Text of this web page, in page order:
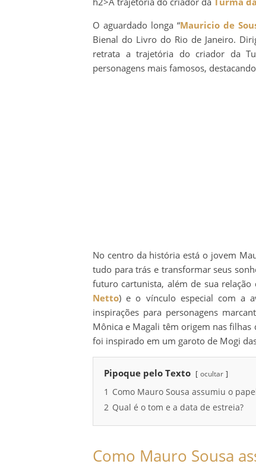
O aguardado longa “Mauricio de
Bienal do Livro do Rio de Janeiro.
retrata a trajetória do criador da
personagens mais famosos,
No centro da história está o jovem
tudo para trás e transformar seus
futuro cartunista, além de sua relação
Netto) e o vínculo especial com a
inspirações para personagens
Mônica e Magali têm origem nas
foi inspirado em um garoto de Mogi
Pipoque pelo Texto ocultar
1 Como Mauro Sousa assumiu o
2 Qual é o tom e a data de estreia?
Como Mauro Sousa